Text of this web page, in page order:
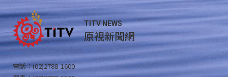
TITV NEWS
原視新聞網
電話：(02)2788-1600